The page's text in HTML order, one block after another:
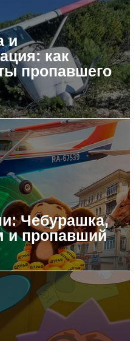
и
как
пропавшего
Чебурашка,
и пропавший